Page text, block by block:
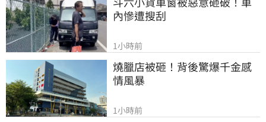
內慘遭搜刮
1小時前
燒臘店被砸！背後驚爆千金感
情風暴
1小時前